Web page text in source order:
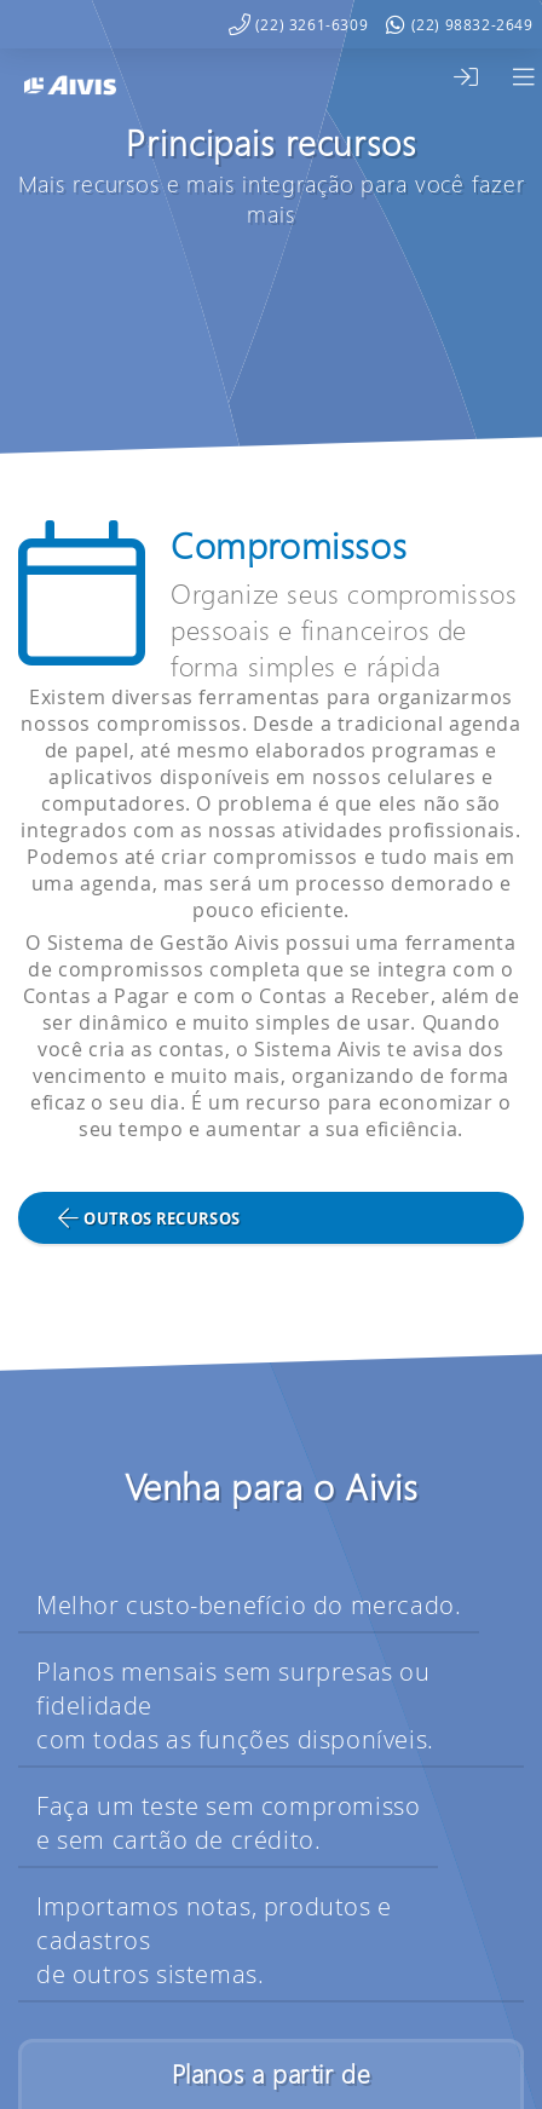
Principais recursos
Mais recursos e mais integração para você fazer
mais
(22) 3261-6309 (22) 98832-2649
Compromissos
Organize seus compromissos
pessoais e financeiros de
forma simples e rápida
Existem diversas ferramentas para organizarmos
nossos compromissos. Desde a tradicional agenda
de papel, até mesmo elaborados programas e
aplicativos disponíveis em nossos celulares e
computadores. O problema é que eles não são
integrados com as nossas atividades profissionais.
Podemos até criar compromissos e tudo mais em
uma agenda, mas será um processo demorado e
pouco eficiente.
O Sistema de Gestão Aivis possui uma ferramenta
de compromissos completa que se integra com o
Contas a Pagar e com o Contas a Receber, além de
ser dinâmico e muito simples de usar. Quando
você cria as contas, o Sistema Aivis te avisa dos
vencimento e muito mais, organizando de forma
eficaz o seu dia. É um recurso para economizar o
seu tempo e aumentar a sua eficiência.
OUTROS RECURSOS
Venha para o Aivis
Melhor custo-benefício do mercado.
Planos mensais sem surpresas ou
fidelidade
com todas as funções disponíveis.
Faça um teste sem compromisso
e sem cartão de crédito.
Importamos notas, produtos e
cadastros
de outros sistemas.
Planos a partir de